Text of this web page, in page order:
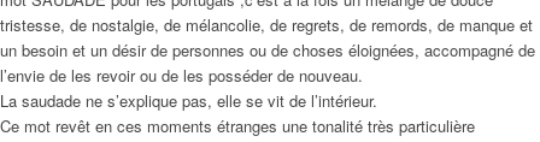
tristesse, de nostalgie, de mélancolie, de regrets, de remords, de manque et
un besoin et un désir de personnes ou de choses éloignées, accompagné de
l’envie de les revoir ou de les posséder de nouveau.
La saudade ne s’explique pas, elle se vit de l’intérieur.
Ce mot revêt en ces moments étranges une tonalité très particulière